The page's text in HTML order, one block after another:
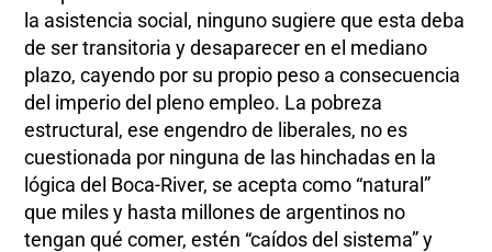
la asistencia social, ninguno sugiere que esta deba
de ser transitoria y desaparecer en el mediano
plazo, cayendo por su propio peso a consecuencia
del imperio del pleno empleo. La pobreza
estructural, ese engendro de liberales, no es
cuestionada por ninguna de las hinchadas en la
lógica del Boca-River, se acepta como “natural”
que miles y hasta millones de argentinos no
tengan qué comer, estén “caídos del sistema” y